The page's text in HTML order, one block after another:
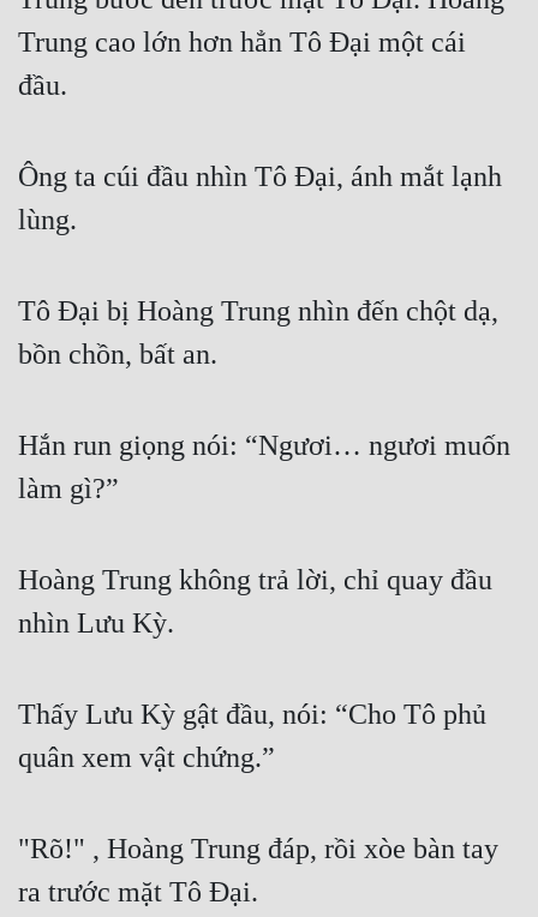
Trung cao lớn hơn hẳn Tô Đại một cái
đầu.
Ông ta cúi đầu nhìn Tô Đại, ánh mắt lạnh
lùng.
Tô Đại bị Hoàng Trung nhìn đến chột dạ,
bồn chồn, bất an.
Hắn run giọng nói: “Ngươi… ngươi muốn
làm gì?”
Hoàng Trung không trả lời, chỉ quay đầu
nhìn Lưu Kỳ.
Thấy Lưu Kỳ gật đầu, nói: “Cho Tô phủ
quân xem vật chứng.”
"Rõ!" , Hoàng Trung đáp, rồi xòe bàn tay
ra trước mặt Tô Đại.